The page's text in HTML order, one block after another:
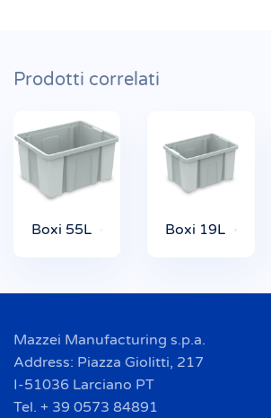
Prodotti correlati
Boxi 55L Boxi 19L
Mazzei Manufacturing s.p.a.
Address: Piazza Giolitti, 217
I-51036 Larciano PT
Tel. + 39 0573 84891